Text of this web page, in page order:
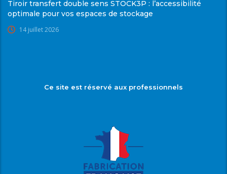
Tiroir transfert double sens STOCK3P : l’accessibilité
optimale pour vos espaces de stockage
14 juillet 2026
Ce site est réservé aux professionnels